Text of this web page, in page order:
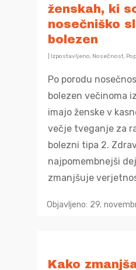
ženskah, ki
nosečniško
bolezen
Izpostavljeno, Nosečnost,
Po porodu
bolezen večinoma
imajo ženske v
večje tveganje za
bolezni tipa 2.
najpomembnejši
zmanjšuje
Objavljeno: 29.
Kako